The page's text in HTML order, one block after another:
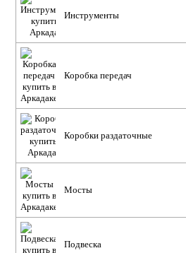
Инструменты
Коробка передач
Коробки раздаточные
Мосты
Подвеска